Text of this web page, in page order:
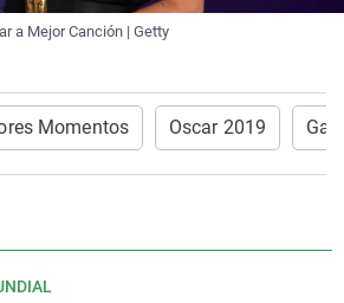
a Mejor Canción | Getty
Momentos Oscar 2019